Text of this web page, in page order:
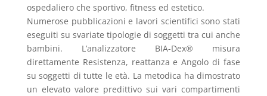
ospedaliero che sportivo, fitness ed estetico.
Numerose pubblicazioni e lavori scientifici sono stati
eseguiti su svariate tipologie di soggetti tra cui anche
bambini. L’analizzatore BIA-Dex® misura
direttamente Resistenza, reattanza e Angolo di fase
su soggetti di tutte le età. La metodica ha dimostrato
un elevato valore predittivo sui vari compartimenti